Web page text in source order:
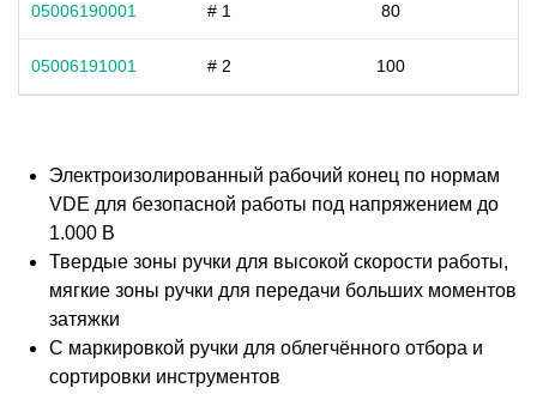
05006190001 # 1 80
05006191001 # 2 100
Электроизолированный рабочий конец по нормам
VDE для безопасной работы под напряжением до
1.000 В
Твердые зоны ручки для высокой скорости работы,
мягкие зоны ручки для передачи больших моментов
затяжки
С маркировкой ручки для облегчённого отбора и
сортировки инструментов